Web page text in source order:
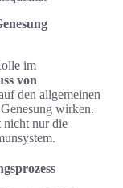
im
von
den allgemeinen
wirken.
nicht nur die